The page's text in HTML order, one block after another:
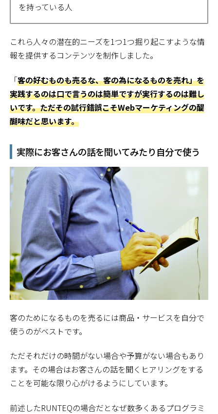
を持っている人
これら人々の潜在的ニーズを1つ1つ掘り起こすような情
報を提供するコンテンツを制作しました。
「客の好むものも売るな、客の為になるものを売れ」を
実践するのは口で言うのは簡単ですが実行するのは難し
いです。ただその試行錯誤こそWebマーケティングの醍
醐味だと思います。
実際にお客さんの話を聞いてみたり自分で使う
客のためになるものを売るには商品・サービスを自分で
使うのがベストです。
ただそれだけの時間がない場合や予算がない場合もあり
ます。その場合はお客さんの話を聞くヒアリングをする
ことを可能な限り心がけるようにしています。
前述したRUNTEQの場合だとなぜ数多くあるプログラミ